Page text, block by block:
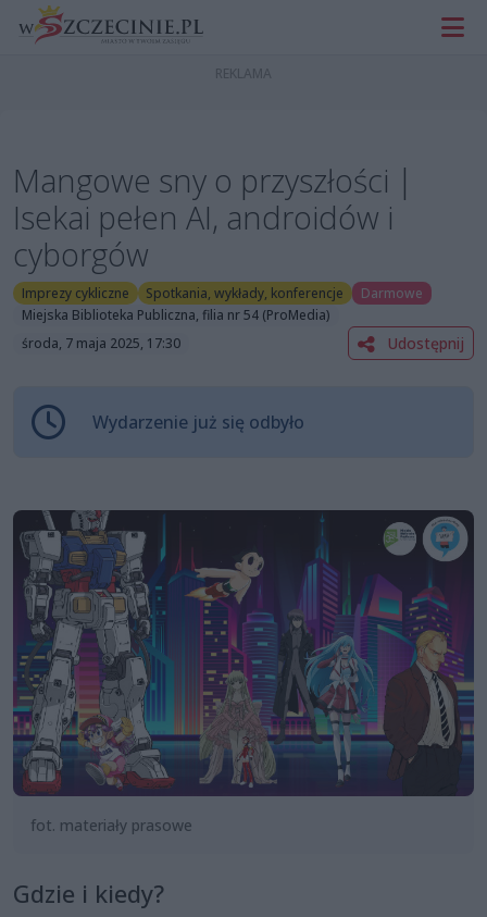
Mangowe sny o przyszłości |
Isekai pełen AI, androidów i
cyborgów
Imprezy cykliczne Spotkania, wykłady, konferencje
Darmowe
Miejska Biblioteka Publiczna, filia nr 54 (ProMedia)
środa, 7 maja 2025, 17:30
Udostępnij
Wydarzenie już się odbyło
fot. materiały prasowe
Gdzie i kiedy?